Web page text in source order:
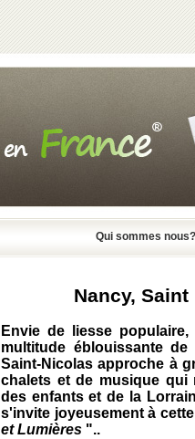
Qui sommes nous?
Nancy,
Envie de liesse
multitude éblouissante
Saint-Nicolas approche à
chalets et de musique
des enfants et de la
s'invite joyeusement à
et Lumières "..